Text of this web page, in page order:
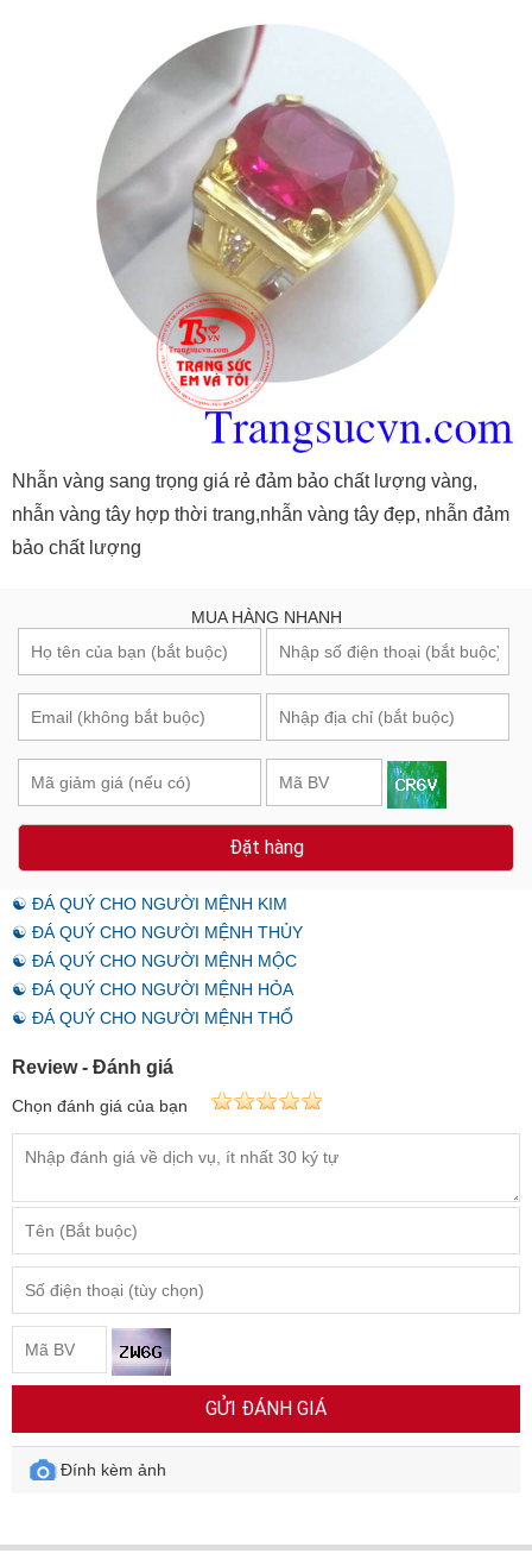
Nhẫn vàng sang trọng giá rẻ đảm bảo chất lượng vàng,
nhẫn vàng tây hợp thời trang,nhẫn vàng tây đẹp, nhẫn đảm
bảo chất lượng
MUA HÀNG NHANH
Đặt hàng
☯ ĐÁ QUÝ CHO NGƯỜI MỆNH KIM
☯ ĐÁ QUÝ CHO NGƯỜI MỆNH THỦY
☯ ĐÁ QUÝ CHO NGƯỜI MỆNH MỘC
☯ ĐÁ QUÝ CHO NGƯỜI MỆNH HỎA
☯ ĐÁ QUÝ CHO NGƯỜI MỆNH THỔ
Review - Đánh giá
Chọn đánh giá của bạn
GỬI ĐÁNH GIÁ
Đính kèm ảnh